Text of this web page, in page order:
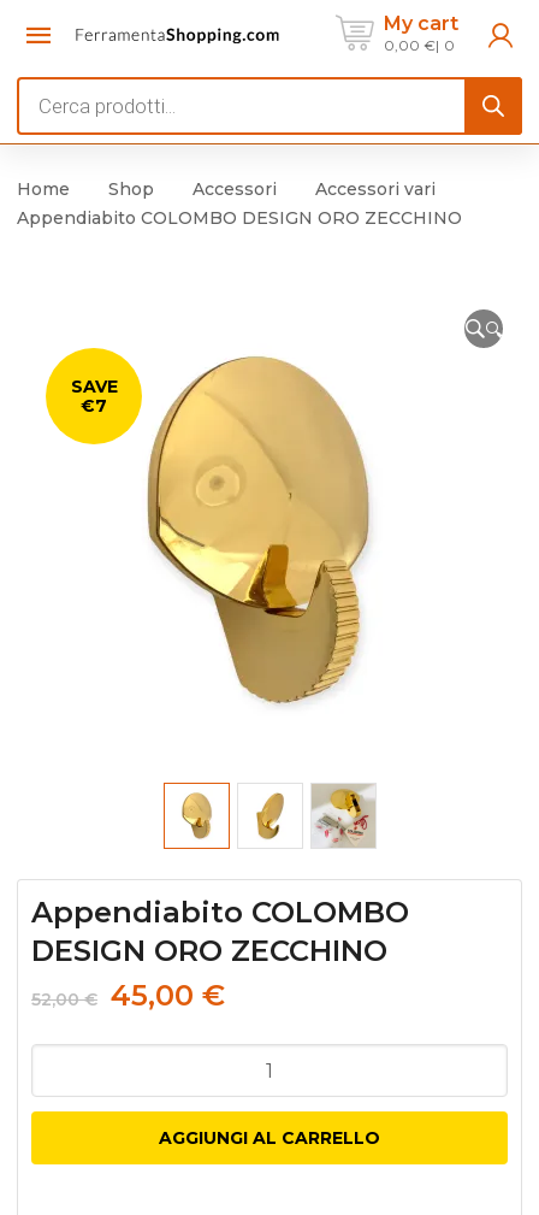
My cart
0,00 € 0
search
Home Shop Accessori
Accessori vari
Appendiabito COLOMBO DESIGN ORO ZECCHINO
SAVE
€7
🔍
Appendiabito COLOMBO
DESIGN ORO ZECCHINO
52,00€ 45,00 €
COLOMBO
ORO
AGGIUNGI AL CARRELLO